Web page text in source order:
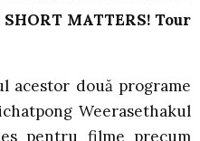
MATTERS! Tour
acestor două programe
Weerasethakul
pentru filme precum